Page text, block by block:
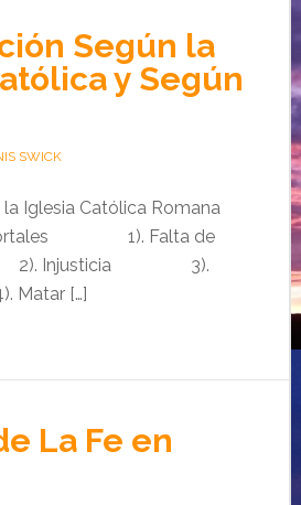
Según la
y Según
SWICK
la Iglesia Católica Romana
1). Falta de
Injusticia 3).
[…]
La Fe en